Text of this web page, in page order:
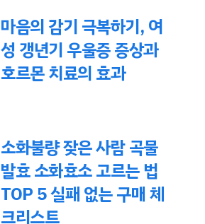
마음의 감기 극복하기, 여
성 갱년기 우울증 증상과
호르몬 치료의 효과
소화불량 잦은 사람 곡물
발효 소화효소 고르는 법
TOP 5 실패 없는 구매 체
크리스트